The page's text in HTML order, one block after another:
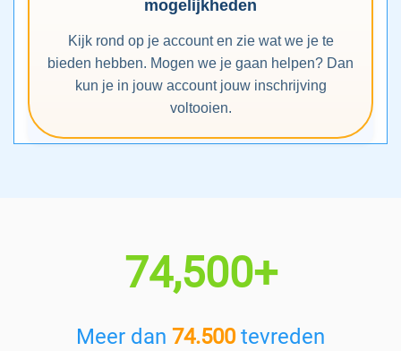
mogelijkheden
Kijk rond op je account en zie wat we je te
bieden hebben. Mogen we je gaan helpen? Dan
kun je in jouw account jouw inschrijving
voltooien.
74,500+
Meer dan 74.500tevreden